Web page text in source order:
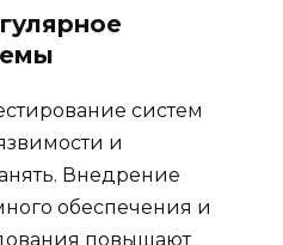
систем
и
Внедрение
обеспечения и
повышают